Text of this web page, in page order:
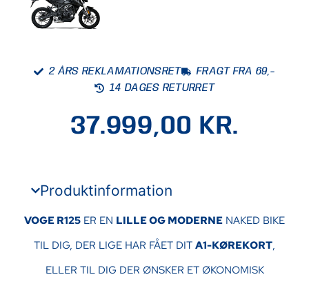
2 ÅRS REKLAMATIONSRET
FRAGT FRA 69,-
14 DAGES RETURRET
37.999,00 KR.
Produktinformation
VOGE R125 ER EN LILLE OG MODERNE NAKED BIKE
TIL DIG, DER LIGE HAR FÅET DIT A1-KØREKORT,
ELLER TIL DIG DER ØNSKER ET ØKONOMISK